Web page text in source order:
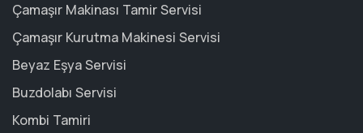
Çamaşır Makinası Tamir Servisi
Çamaşır Kurutma Makinesi Servisi
Beyaz Eşya Servisi
Buzdolabı Servisi
Kombi Tamiri